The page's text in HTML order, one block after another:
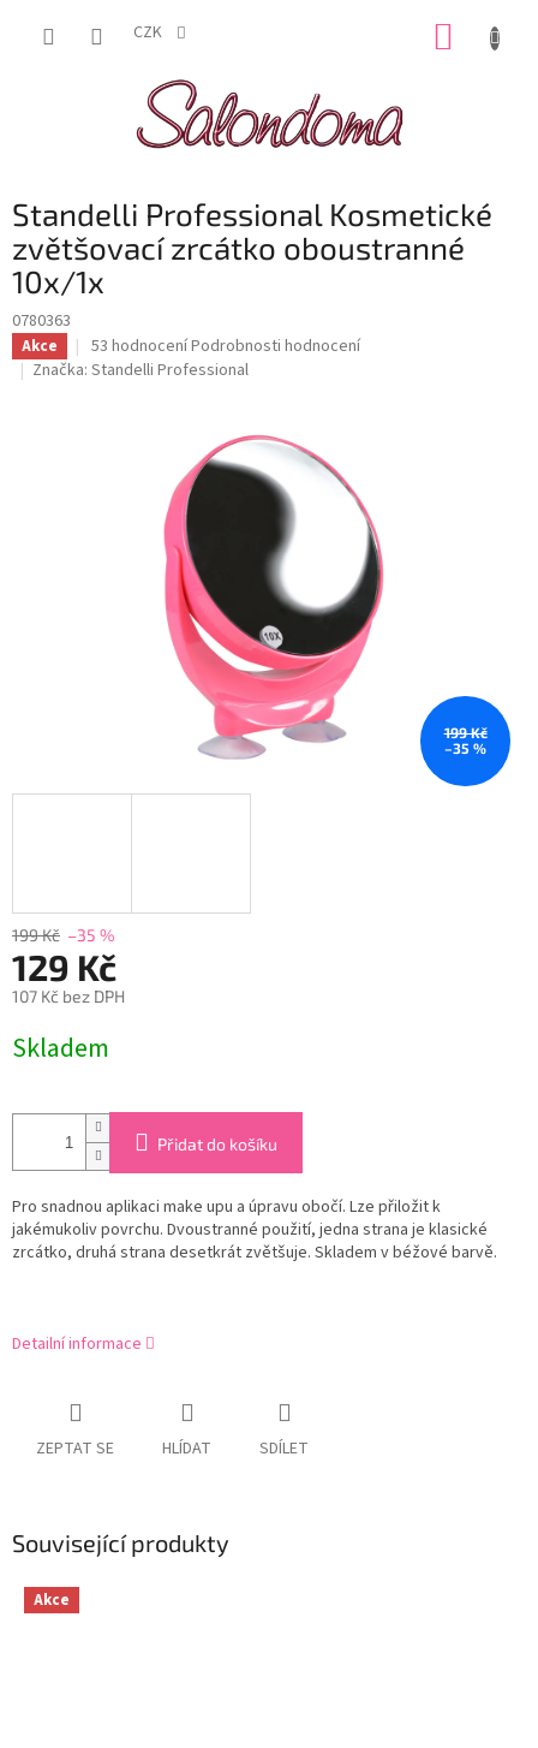
CZK
Standelli Professional Kosmetické
zvětšovací zrcátko oboustranné
10x/1x
0780363
Akce
Průměrné
hodnocení
hvězdiček.
53 hodnoceníPodrobnosti hodnocení
Značka: Standelli Professional
199 Kč
–35 %
199 Kč –35 %
129 Kč
107 Kč bez DPH
cena:
Skladem
Přidat do košíku
Pro snadnou aplikaci make upu a úpravu obočí. Lze přiložit k
jakémukoliv povrchu. Dvoustranné použití, jedna strana je klasické
zrcátko, druhá strana desetkrát zvětšuje. Skladem v béžové barvě.
Detailní informace
ZEPTAT SE HLÍDAT SDÍLET
Související produkty
Akce